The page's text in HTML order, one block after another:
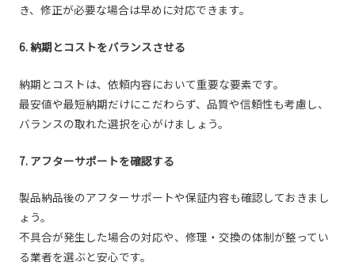
き、修正が必要な場合は早めに対応できます。
6. 納期とコストをバランスさせる
納期とコストは、依頼内容において重要な要素です。
最安値や最短納期だけにこだわらず、品質や信頼性も考慮し、
バランスの取れた選択を心がけましょう。
7. アフターサポートを確認する
製品納品後のアフターサポートや保証内容も確認しておきまし
ょう。
不具合が発生した場合の対応や、修理・交換の体制が整ってい
る業者を選ぶと安心です。